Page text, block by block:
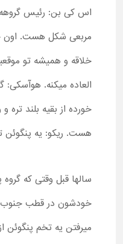
اس کی بن: رئیس
مربعی شکل هست. اون
خلاقه و همیشه تو
العاده میکنه. هوآسکی:
خورده از بقیه بلند
هست. ریکو: یه
سالها قبل وقتی که
خودشون در قطب جنوب
میرفتن یه تخم